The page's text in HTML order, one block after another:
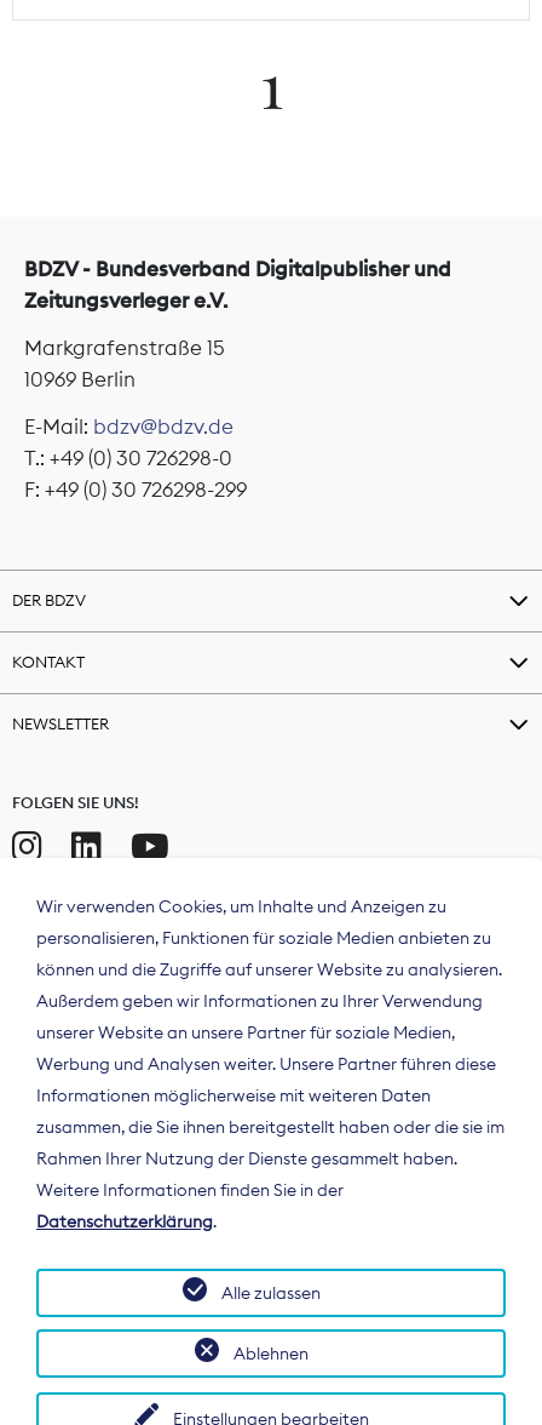
1
BDZV - Bundesverband Digitalpublisher und
Zeitungsverleger e.V.
Markgrafenstraße 15
10969 Berlin
E-Mail: bdzv@bdzv.de
T.: +49 (0) 30 726298-0
F: +49 (0) 30 726298-299
DER BDZV
KONTAKT
NEWSLETTER
FOLGEN SIE UNS!
Der Bundesverband Digitalpublisher und
Zeitungsverleger (BDZV) vertritt als
Spitzenorganisation die Interessen der
Deutschland und auf EU-Ebene.
Wir verwenden Cookies, um Inhalte und Anzeigen zu
personalisieren, Funktionen für soziale Medien anbieten zu
können und die Zugriffe auf unserer Website zu analysieren.
Außerdem geben wir Informationen zu Ihrer Verwendung
unserer Website an unsere Partner für soziale Medien,
Werbung und Analysen weiter. Unsere Partner führen diese
Informationen möglicherweise mit weiteren Daten
zusammen, die Sie ihnen bereitgestellt haben oder die sie im
Rahmen Ihrer Nutzung der Dienste gesammelt haben.
Weitere Informationen finden Sie in der
Datenschutzerklärung.
Einstellungen bearbeiten
Ablehnen
Alle zulassen